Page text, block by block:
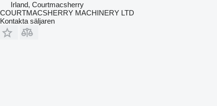
Irland, Courtmacsherry
COURTMACSHERRY MACHINERY LTD
Kontakta säljaren